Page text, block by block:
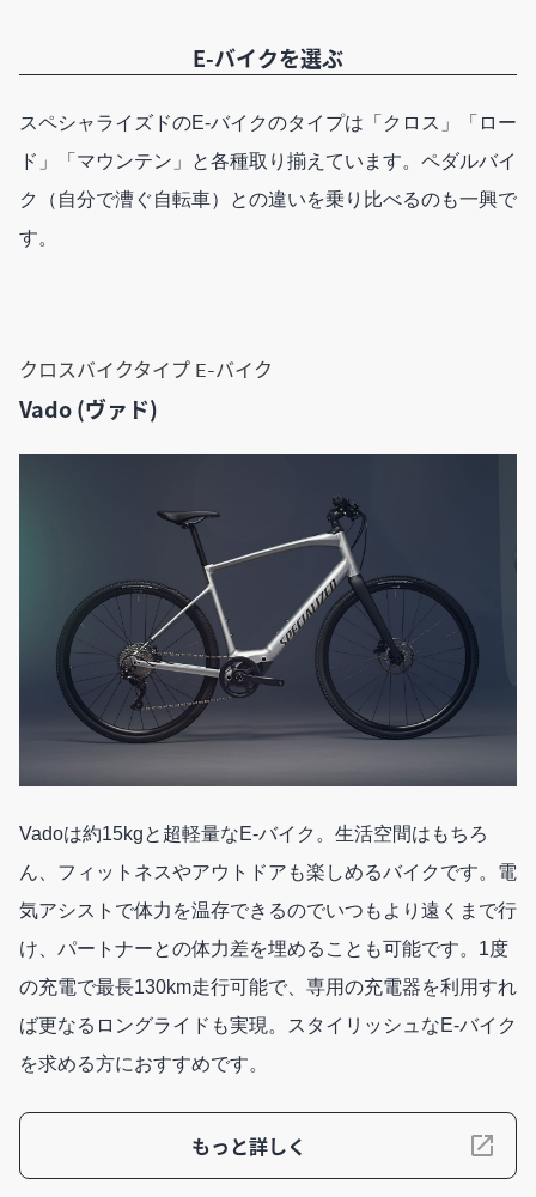
E-バイクを選ぶ
スペシャライズドのE-バイクのタイプは「クロス」「ロー
ド」「マウンテン」と各種取り揃えています。ペダルバイ
ク（自分で漕ぐ自転車）との違いを乗り比べるのも一興で
す。
クロスバイクタイプ E-バイク
Vado (ヴァド)
Vadoは約15kgと超軽量なE-バイク。生活空間はもちろ
ん、フィットネスやアウトドアも楽しめるバイクです。電
気アシストで体力を温存できるのでいつもより遠くまで行
け、パートナーとの体力差を埋めることも可能です。1度
の充電で最長130km走行可能で、専用の充電器を利用すれ
ば更なるロングライドも実現。スタイリッシュなE-バイク
を求める方におすすめです。
もっと詳しく